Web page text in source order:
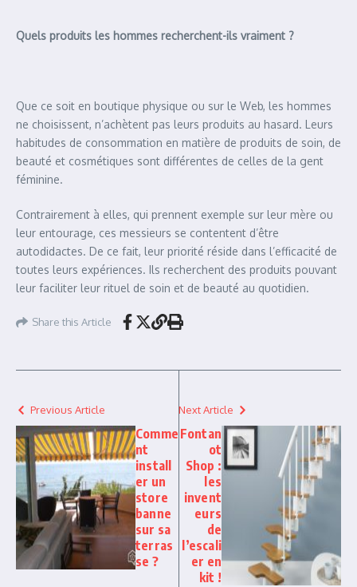
Quels produits les hommes recherchent-ils vraiment ?
Que ce soit en boutique physique ou sur le Web, les hommes
ne choisissent, n’achètent pas leurs produits au hasard. Leurs
habitudes de consommation en matière de produits de soin, de
beauté et cosmétiques sont différentes de celles de la gent
féminine.
Contrairement à elles, qui prennent exemple sur leur mère ou
leur entourage, ces messieurs se contentent d’être
autodidactes. De ce fait, leur priorité réside dans l’efficacité de
toutes leurs expériences. Ils recherchent des produits pouvant
leur faciliter leur rituel de soin et de beauté au quotidien.
Share this Article
Previous Article
Comme
nt
install
er un
store
banne
sur sa
terras
se ?
Next Article
Fontan
ot
Shop :
les
invent
eurs
de
l’escali
er en
kit !